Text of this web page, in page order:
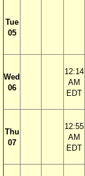
Tue
05
Wed
06
12:14
AM
EDT
Thu
07
12:55
AM
EDT